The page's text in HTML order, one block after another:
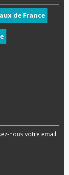
de France
nous votre email